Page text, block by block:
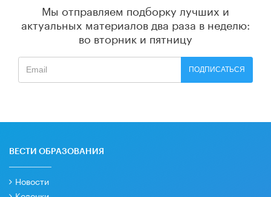
Мы отправляем подборку лучших и
актуальных материалов два раза в неделю:
во вторник и пятницу
ПОДПИСАТЬСЯ
ВЕСТИ ОБРАЗОВАНИЯ
Новости